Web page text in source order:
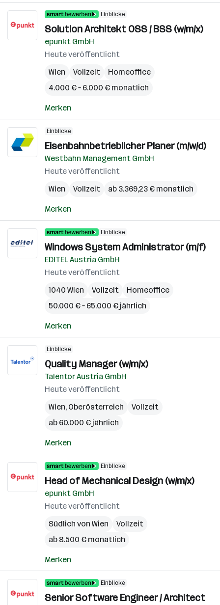
Einblicke
Solution Architekt OSS / BSS (w/m/x)
epunkt GmbH
Heute veröffentlicht
Wien
Vollzeit
Homeoffice
4.000 € – 6.000 € monatlich
Merken
Einblicke
Eisenbahnbetrieblicher Planer (m/w/d)
Westbahn Management GmbH
Heute veröffentlicht
Wien
Vollzeit ab 3.369,23 € monatlich
Merken
Einblicke
Windows System Administrator (m/f)
EDITEL Austria GmbH
Heute veröffentlicht
1040 Wien
Vollzeit
Homeoffice
50.000 € – 65.000 € jährlich
Merken
Einblicke
Quality Manager (w/m/x)
Talentor Austria GmbH
Heute veröffentlicht
Wien, Oberösterreich
Vollzeit
ab 60.000 € jährlich
Merken
Einblicke
Head of Mechanical Design (w/m/x)
epunkt GmbH
Heute veröffentlicht
Südlich von Wien
Vollzeit
ab 8.500 € monatlich
Merken
Einblicke
Senior Software Engineer / Architect